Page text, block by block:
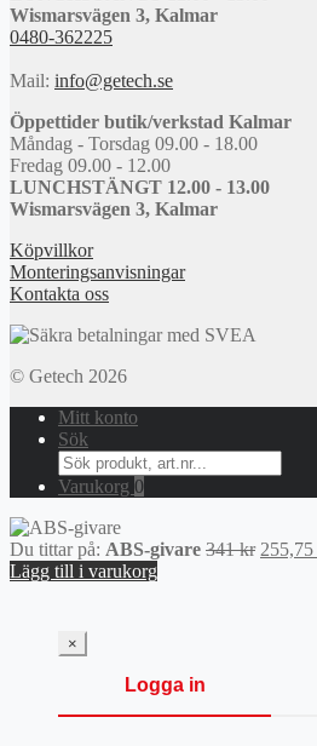
Wismarsvägen 3, Kalmar
0480-362225
Mail: info@getech.se
Öppettider butik/verkstad Kalmar
Måndag - Torsdag 09.00 - 18.00
Fredag 09.00 - 12.00
LUNCHSTÄNGT 12.00 - 13.00
Wismarsvägen 3, Kalmar
Köpvillkor
Monteringsanvisningar
Kontakta oss
© Getech 2026
Mitt konto
Sök
Search
for:
Varukorg 0
Du tittar på: ABS-givare 341kr Det
255,75
Lägg till i varukorg
×
Logga in